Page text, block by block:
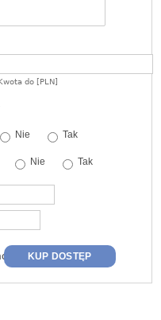
do [PLN]
Nie Tak
Nie Tak
KUP DOSTĘP